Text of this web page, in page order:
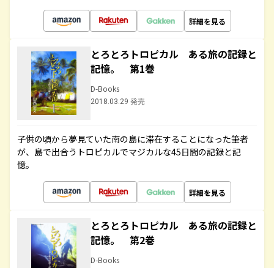
詳細を見る
とろとろトロピカル ある旅の記録と
記憶。 第1巻
D-Books
2018.03.29 発売
子供の頃から夢見ていた南の島に滞在することになった筆者
が、島で出合うトロピカルでマジカルな45日間の記録と記
憶。
詳細を見る
とろとろトロピカル ある旅の記録と
記憶。 第2巻
D-Books